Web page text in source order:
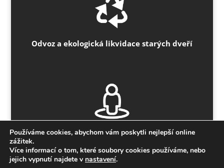
Odvoz a ekologická likvidace starých dveří
Poctivé jednání bez zálohy předem
Používáme cookies, abychom vám poskytli nejlepší online
zážitek.
Více informací o tom, které soubory cookies používáme, nebo
jejich vypnutí najdete v nastavení.